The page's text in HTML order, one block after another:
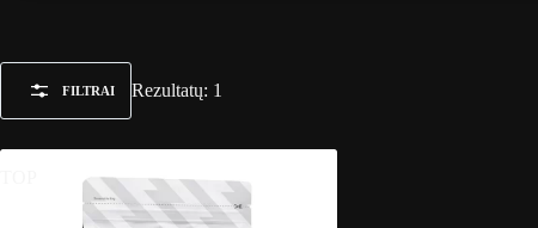
FILTRAI Rezultatų: 1